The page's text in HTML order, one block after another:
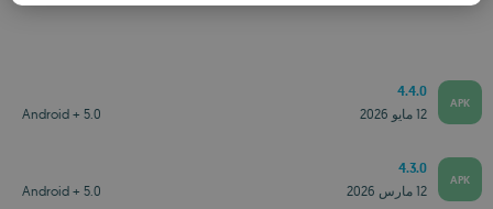
APK
4.4.0
Android + 5.0 12 مايو 2026
APK
4.3.0
Android + 5.0 12 مارس 2026
ROMANIAN